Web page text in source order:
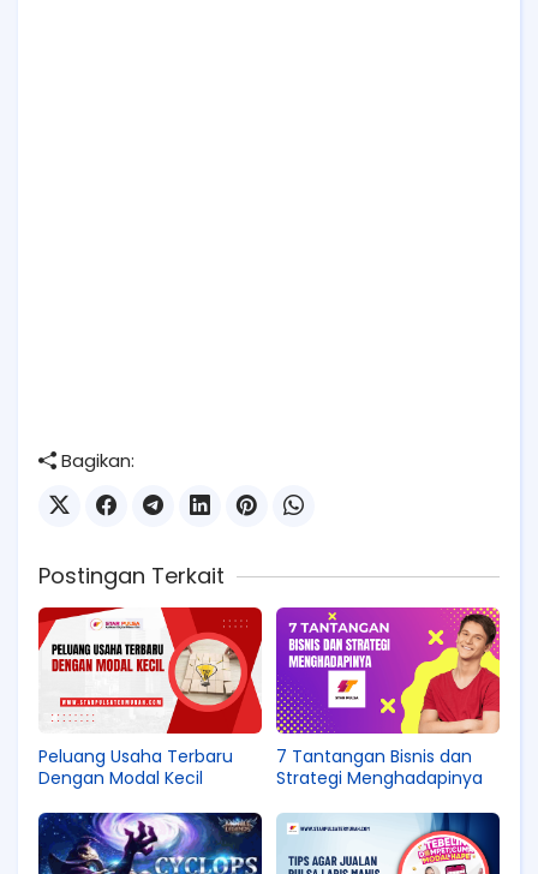
Bagikan:
Postingan Terkait
Peluang Usaha Terbaru
Dengan Modal Kecil
7 Tantangan Bisnis dan
Strategi Menghadapinya